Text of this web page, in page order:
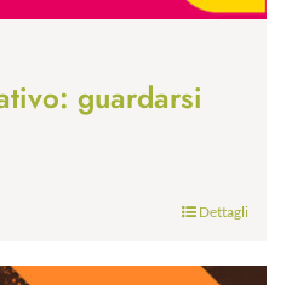
guardarsi
Dettagli